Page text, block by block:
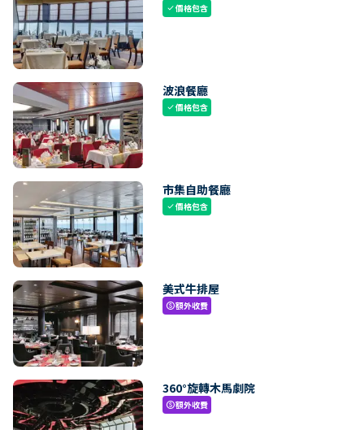
check價格包含
波浪餐廳
check價格包含
市集自助餐廳
check價格包含
美式牛排屋
paid額外收費
360°旋轉木馬劇院
paid額外收費